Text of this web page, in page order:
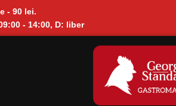
- 90 lei.
- 14:00, D: liber